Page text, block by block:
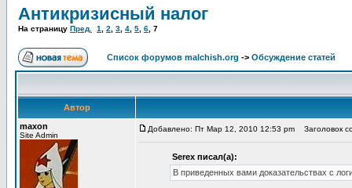
Антикризисный налог
На страницу Пред. 1 2 3 4 5 6 7
Список форумов malchish.org -> Обсуждение статей
Автор
maxon
Site Admin
Добавлено: Пт Мар 12, 2010 12:53 pm Заголовок
Serex писал(а):
В приведенных вами доказательствах с